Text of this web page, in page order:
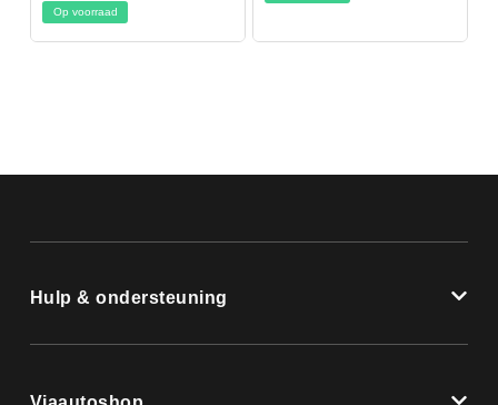
Op voorraad
Hulp & ondersteuning